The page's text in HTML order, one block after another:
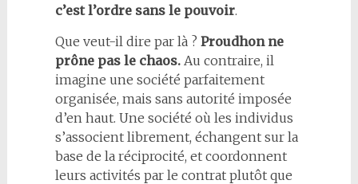
c’est l’ordre sans le pouvoir.
Que veut-il dire par là ? Proudhon ne
prône pas le chaos. Au contraire, il
imagine une société parfaitement
organisée, mais sans autorité imposée
d’en haut. Une société où les individus
s’associent librement, échangent sur la
base de la réciprocité, et coordonnent
leurs activités par le contrat plutôt que